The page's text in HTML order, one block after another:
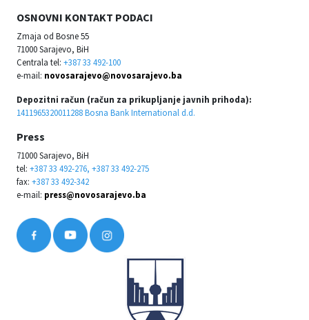
OSNOVNI KONTAKT PODACI
Zmaja od Bosne 55
71000 Sarajevo, BiH
Centrala tel: +387 33 492-100
e-mail: novosarajevo@novosarajevo.ba
Depozitni račun (račun za prikupljanje javnih prihoda):
1411965320011288 Bosna Bank International d.d.
Press
71000 Sarajevo, BiH
tel: +387 33 492-276, +387 33 492-275
fax: +387 33 492-342
e-mail: press@novosarajevo.ba